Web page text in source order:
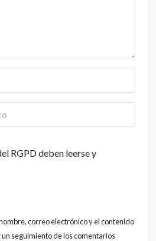
RGPD deben leerse y
correo electrónico y el contenido
seguimiento de los comentarios